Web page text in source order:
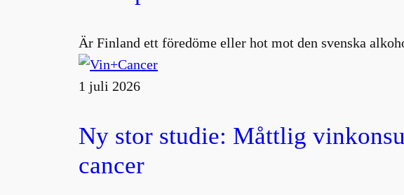
Är Finland ett föredöme eller hot mot den svenska
1 juli 2026
Ny stor studie: Måttlig
cancer